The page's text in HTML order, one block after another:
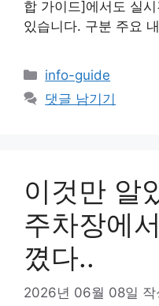
합 가이드]에서도 실
있습니다. 구분 주요
카
테
info-guide
댓글 남기기
이것만 알
주차장에
꼈다..
2026년 06월 08일 작